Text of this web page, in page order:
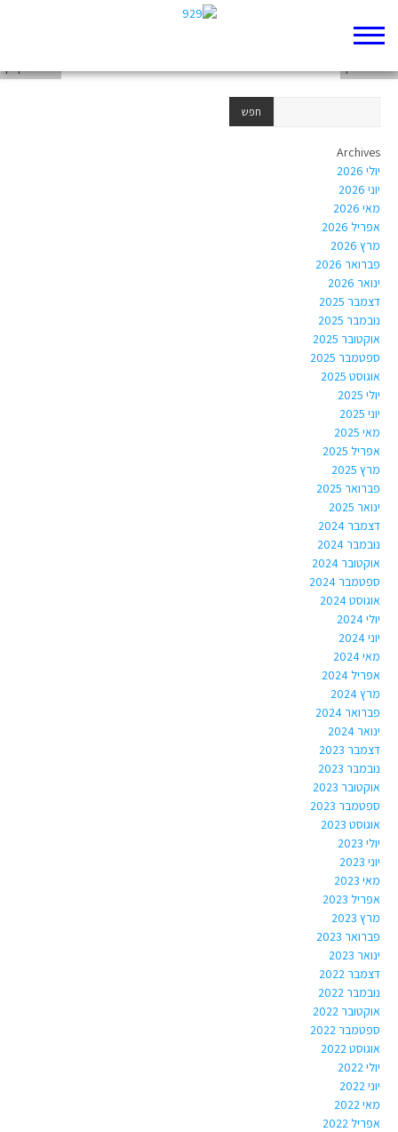
Archives
יולי 2026
יוני 2026
מאי 2026
אפריל 2026
מרץ 2026
פברואר 2026
ינואר 2026
דצמבר 2025
נובמבר 2025
אוקטובר 2025
ספטמבר 2025
אוגוסט 2025
יולי 2025
יוני 2025
מאי 2025
אפריל 2025
מרץ 2025
פברואר 2025
ינואר 2025
דצמבר 2024
נובמבר 2024
אוקטובר 2024
ספטמבר 2024
אוגוסט 2024
יולי 2024
יוני 2024
מאי 2024
אפריל 2024
מרץ 2024
פברואר 2024
ינואר 2024
דצמבר 2023
נובמבר 2023
אוקטובר 2023
ספטמבר 2023
אוגוסט 2023
יולי 2023
יוני 2023
מאי 2023
אפריל 2023
מרץ 2023
פברואר 2023
ינואר 2023
דצמבר 2022
נובמבר 2022
אוקטובר 2022
ספטמבר 2022
אוגוסט 2022
יולי 2022
יוני 2022
מאי 2022
אפריל 2022